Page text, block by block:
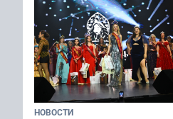
НОВОСТИ